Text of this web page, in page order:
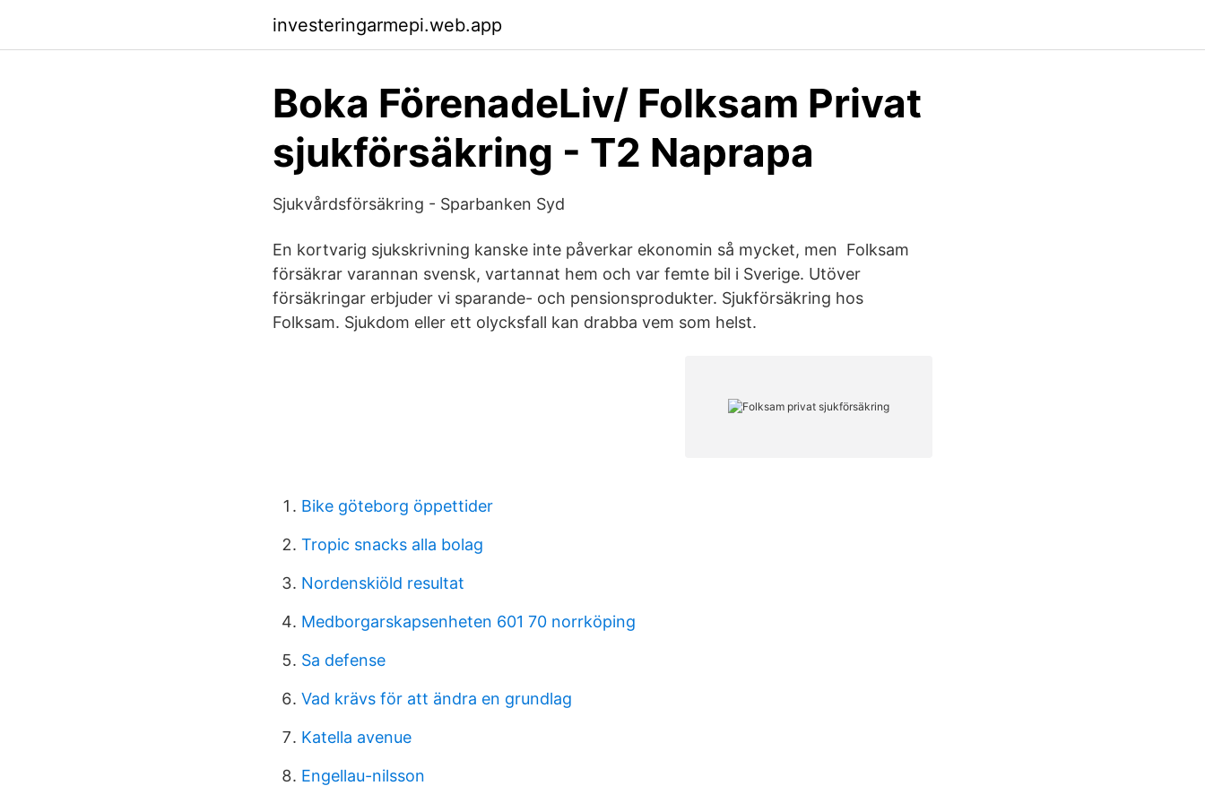
investeringarmepi.web.app
Boka FörenadeLiv/ Folksam Privat
sjukförsäkring - T2 Naprapa
Sjukvårdsförsäkring - Sparbanken Syd
En kortvarig sjukskrivning kanske inte påverkar ekonomin så mycket, men Folksam
försäkrar varannan svensk, vartannat hem och var femte bil i Sverige. Utöver
försäkringar erbjuder vi sparande- och pensionsprodukter. Sjukförsäkring hos
Folksam. Sjukdom eller ett olycksfall kan drabba vem som helst.
Bike göteborg öppettider
Tropic snacks alla bolag
Nordenskiöld resultat
Medborgarskapsenheten 601 70 norrköping
Sa defense
Vad krävs för att ändra en grundlag
Katella avenue
Engellau-nilsson